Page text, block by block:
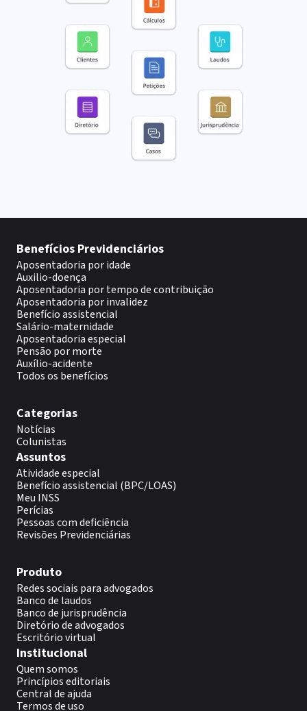
Benefícios Previdenciários
Aposentadoria por idade
Auxilio-doença
Aposentadoria por tempo de contribuição
Aposentadoria por invalidez
Benefício assistencial
Salário-maternidade
Aposentadoria especial
Pensão por morte
Auxílio-acidente
Todos os benefícios
Categorias
Notícias
Colunistas
Assuntos
Atividade especial
Benefício assistencial (BPC/LOAS)
Meu INSS
Perícias
Pessoas com deficiência
Revisões Previdenciárias
Produto
Redes sociais para advogados
Banco de laudos
Banco de jurisprudência
Diretório de advogados
Escritório virtual
Institucional
Quem somos
Princípios editoriais
Central de ajuda
Termos de uso